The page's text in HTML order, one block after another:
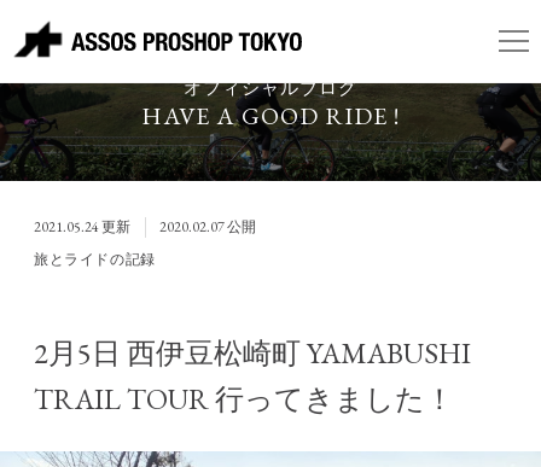
オフィシャルブログ
HAVE A GOOD RIDE !
2021.05.24更新 2020.02.07公開
旅とライドの記録
2月5日 西伊豆松崎町 YAMABUSHI
TRAIL TOUR 行ってきました！